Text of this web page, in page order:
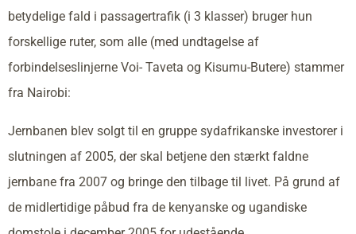
betydelige fald i passagertrafik (i 3 klasser) bruger hun
forskellige ruter, som alle (med undtagelse af
forbindelseslinjerne Voi- Taveta og Kisumu-Butere) stammer
fra Nairobi:
Jernbanen blev solgt til en gruppe sydafrikanske investorer i
slutningen af 2005, der skal betjene den stærkt faldne
jernbane fra 2007 og bringe den tilbage til livet. På grund af
de midlertidige påbud fra de kenyanske og ugandiske